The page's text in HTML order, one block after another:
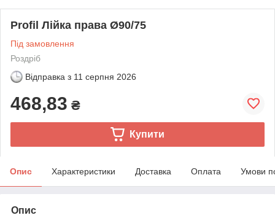
Profil Лійка права Ø90/75
Під замовлення
Роздріб
Відправка з 11 серпня 2026
468,83 ₴
Купити
Опис Характеристики Доставка Оплата Умови
Опис